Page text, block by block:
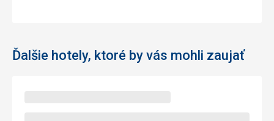
Ďalšie hotely, ktoré by vás mohli zaujať